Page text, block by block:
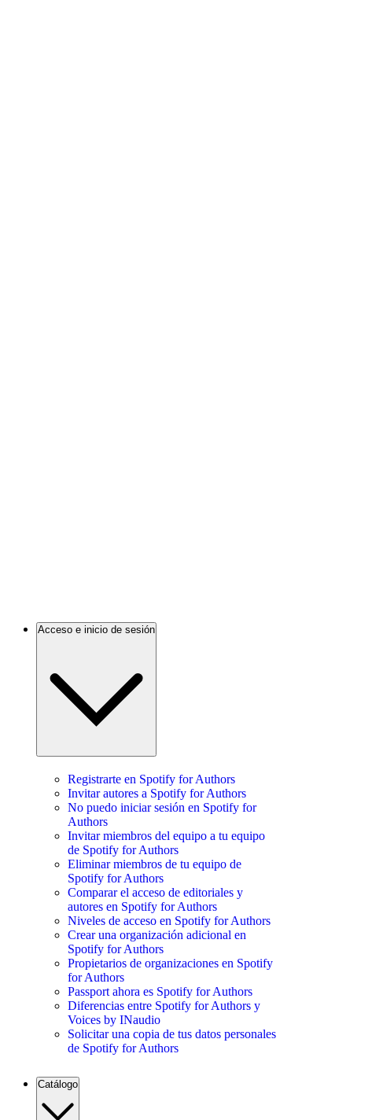
Acceso e inicio de sesión
Registrarte en Spotify for Authors
Invitar autores a Spotify for Authors
No puedo iniciar sesión en Spotify for
Authors
Invitar miembros del equipo a tu equipo
de Spotify for Authors
Eliminar miembros de tu equipo de
Spotify for Authors
Comparar el acceso de editoriales y
autores en Spotify for Authors
Niveles de acceso en Spotify for Authors
Crear una organización adicional en
Spotify for Authors
Propietarios de organizaciones en Spotify
for Authors
Passport ahora es Spotify for Authors
Diferencias entre Spotify for Authors y
Voices by INaudio
Solicitar una copia de tus datos personales
de Spotify for Authors
Catálogo